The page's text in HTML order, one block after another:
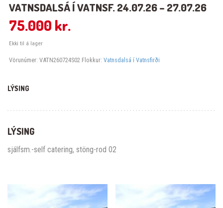
VATNSDALSÁ Í VATNSF. 24.07.26 – 27.07.26
75.000 kr.
Ekki til á lager
Vörunúmer: VATN260724S02 Flokkur: Vatnsdalsá í Vatnsfirði
LÝSING
LÝSING
sjálfsm.-self catering, stöng-rod 02